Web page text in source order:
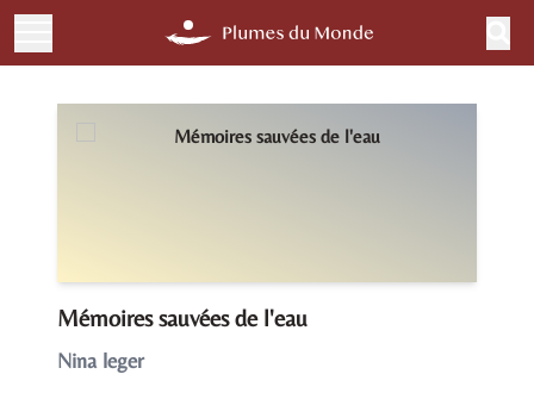
Mémoires sauvées de l'eau
Nina leger